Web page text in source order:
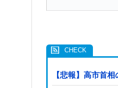
【悲報】高市首